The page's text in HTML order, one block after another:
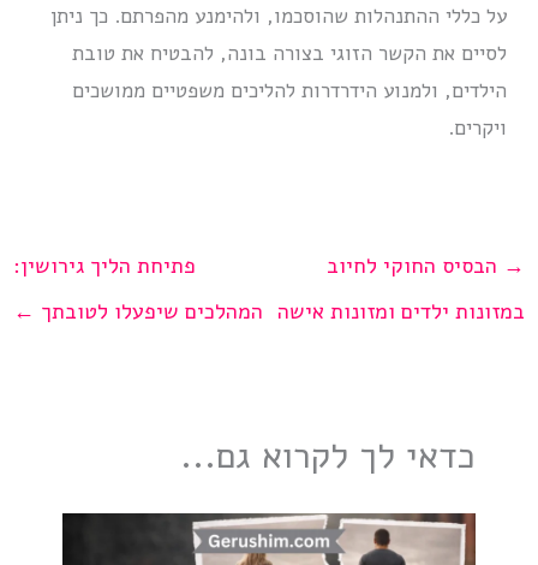
על כללי ההתנהלות שהוסכמו, ולהימנע מהפרתם. כך ניתן
לסיים את הקשר הזוגי בצורה בונה, להבטיח את טובת
הילדים, ולמנוע הידרדרות להליכים משפטיים ממושכים
ויקרים.
פתיחת הליך גירושין:
המהלכים שיפעלו לטובתך ←
→ הבסיס החוקי לחיוב
במזונות ילדים ומזונות אישה
כדאי לך לקרוא גם...